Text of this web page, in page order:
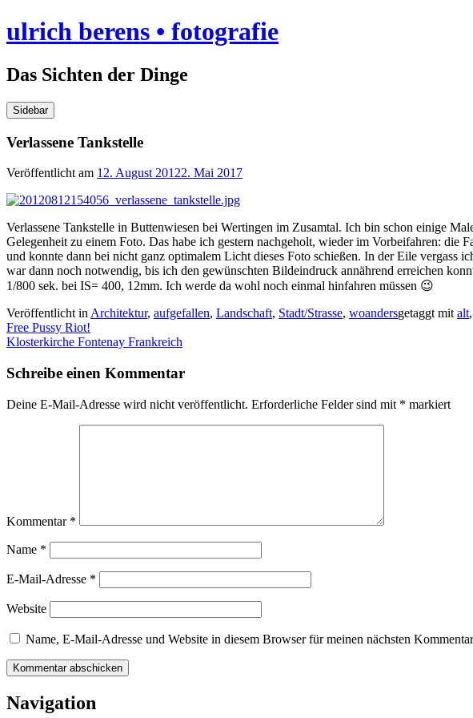
Skip
to
ulrich berens • fotografie
Das Sichten der Dinge
Sidebar
Verlassene Tankstelle
Veröffentlicht am 12. August 20122. Mai 2017
Verlassene Tankstelle in Buttenwiesen bei Wertingen im Zusamtal. Ich bin schon einige
Gelegenheit zu einem Foto. Das habe ich gestern nachgeholt, wieder im Vorbeifahren:
und konnte dann bei nicht ganz optimalem Licht dieses Foto schießen. In der Eile vergass
war dann noch notwendig, bis ich den gewünschten Bildeindruck annährend erreichen
1/800 sek. bei IS= 400, 12mm. Ich werde da wohl noch einmal hinfahren müssen 😉
Veröffentlicht in Architektur, aufgefallen, Landschaft, Stadt/Strasse, woandersgetaggt mit alt,
Beitragsnavigation
Free Pussy Riot!
Klosterkirche Fontenay Frankreich
Schreibe einen Kommentar
Deine E-Mail-Adresse wird nicht veröffentlicht. Erforderliche Felder sind mit * markiert
Kommentar *
Name *
E-Mail-Adresse *
Website
Name, E-Mail-Adresse und Website in diesem Browser für meinen nächsten
Navigation